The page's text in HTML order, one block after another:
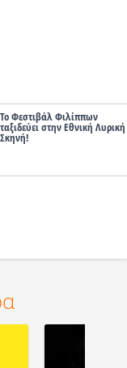
Το Φεστιβάλ Φιλίππων
ταξιδεύει στην Εθνική Λυρική
Σκηνή!